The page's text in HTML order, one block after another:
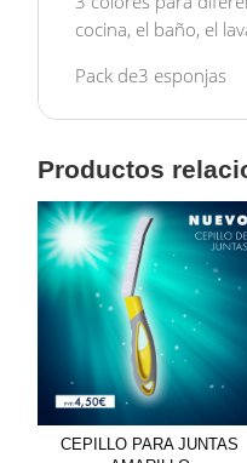
cocina, el baño, el
Pack de3 esponjas
Productos
CEPILLO PARA JUNTAS